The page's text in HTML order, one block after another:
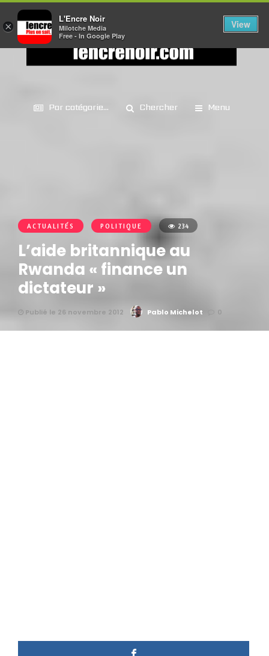
Par catégorie... Chercher Menu
ACTUALITÉS POLITIQUE 234
L’aide britannique au
Rwanda « finance un
dictateur »
Publié le 26 novembre 2012 Pablo Michelot 0
×
L'Encre Noir
Milotche Media
Free - In Google Play
View